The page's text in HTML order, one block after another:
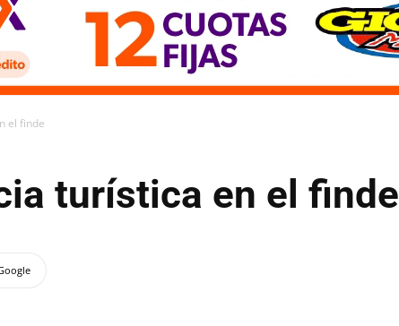
el finde
turística en el finde